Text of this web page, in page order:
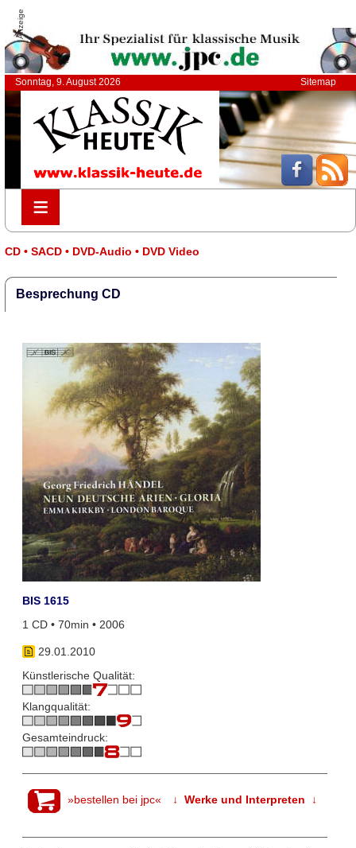
Anzeige
Sonntag, 9. August 2026 Sitemap
≡
≡
CD • SACD • DVD-Audio • DVD Video
Besprechung CD
BIS 1615
1 CD • 70min • 2006
29.01.2010
Künstlerische Qualität:
Klangqualität:
Gesamteindruck:
»bestellen bei jpc« ↓ Werke und Interpreten ↓